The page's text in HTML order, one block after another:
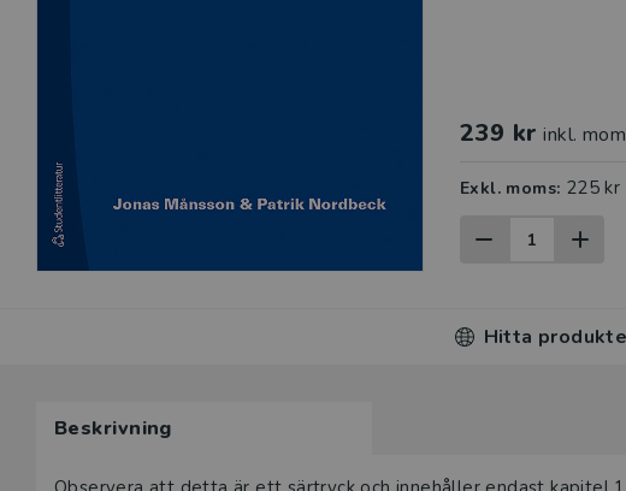
239 kr inkl.
Exkl. moms: 225 kr
Hitta
Beskrivning